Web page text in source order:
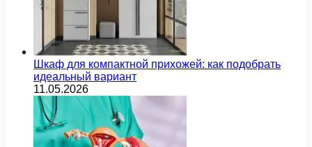
Шкаф для компактной прихожей: как подобрать
идеальный вариант
11.05.2026